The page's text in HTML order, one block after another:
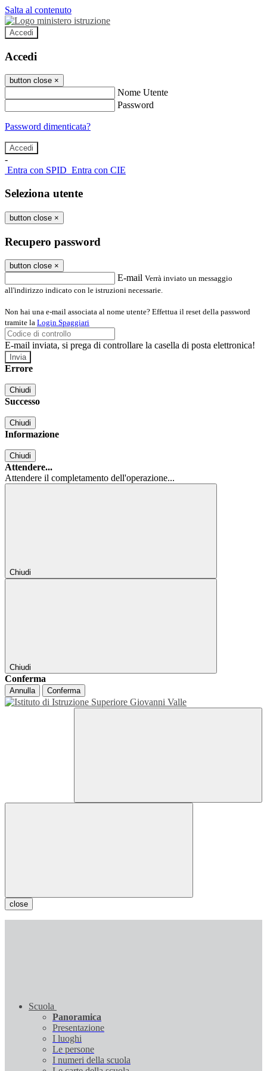
Salta al contenuto
Accedi
Accedi
button close ×
Nome Utente
Password
Password dimenticata?
-
Entra con SPID Entra con CIE
Seleziona utente
button close ×
Recupero password
button close ×
E-mail Verrà inviato un messaggio
all'indirizzo indicato con le istruzioni necessarie.
Non hai una e-mail associata al nome utente? Effettua il reset della password
tramite la Login Spaggiari
E-mail inviata, si prega di controllare la casella di posta elettronica!
Errore
Chiudi
Successo
Chiudi
Informazione
Chiudi
Attendere...
Attendere il completamento dell'operazione...
Chiudi
Chiudi
Conferma
Annulla Conferma
close
Scuola
Panoramica
Presentazione
I luoghi
Le persone
I numeri della scuola